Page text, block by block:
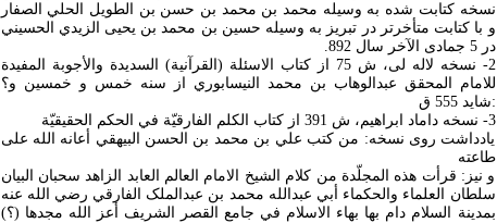
نسخه کتابت شده به وسيله محمد بن محمد بن حسن بن الطويل الحلي الصفار
و با کتابت متأخرتر در تبريز به وسيله حسين بن محمد بن يحيی الزيدي الحسيني
در 5 جمادی الآخر سال 892.
2- نسخه لاله لی، ش 75 از کتاب الاسئلة (القرآنية) السديدة والأجوبة المفيدة
للامام المحقق عبدالوهاب بن محمد النيسابوري از سنه خمس و خمسين و؟
:شايد 555 ق
3- نسخه داماد ابراهيم، ش 391 از کتاب الکلم الفارقيّة في الحکم الحقيقيّة
يادداشت روی نسخه: من کتب علي بن محمد بن الحسن البيهقي أعانه الله علی
طاعته
و نيز: قرأت هذه المجلّدة من کلام الشيخ الامام العالم العابد الزاهد سحبان البيان
سلطان العلماء والحکماء أبي عبدالله محمد بن عبدالملک الفارقي رضي الله عنه
بمدينة السلام دام بها بهاء الاسلام في جامع القصر الشريف أعز الله مجدها (؟)